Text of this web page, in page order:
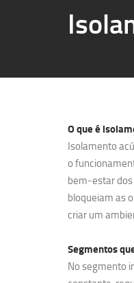
O que é
Isolamento
o
bem-estar dos
bloqueiam as
criar um
Segmentos
No segmento